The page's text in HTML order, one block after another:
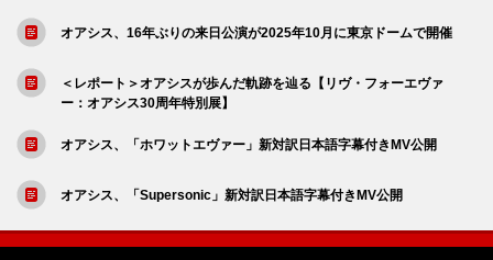
オアシス、16年ぶりの来日公演が2025年10月に東京ドームで開催
＜レポート＞オアシスが歩んだ軌跡を辿る【リヴ・フォーエヴァ
ー：オアシス30周年特別展】
オアシス、「ホワットエヴァー」新対訳日本語字幕付きMV公開
オアシス、「Supersonic」新対訳日本語字幕付きMV公開